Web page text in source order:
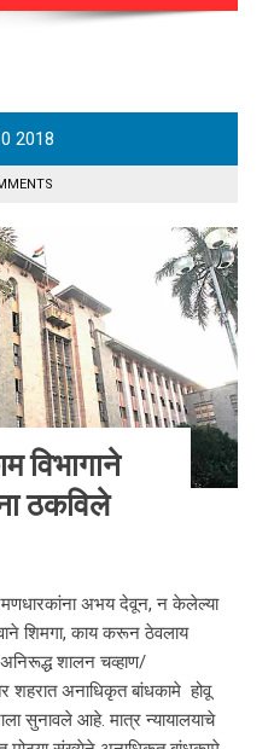
2018
विभागाने
ठकविले
अभय देवून, न केलेल्या
शिमगा, काय करून ठेवलाय
अनिरूद्ध शालन चव्हाण/
शहरात अनाधिकृत बांधकामे होवू
सुनावले आहे. मात्र न्यायालयाचे